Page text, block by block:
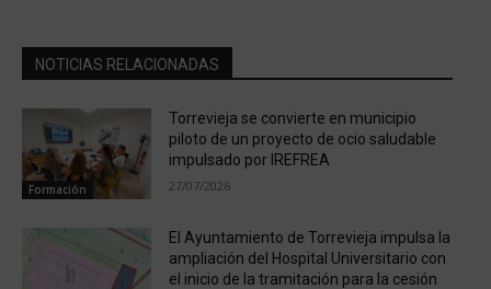
NOTICIAS RELACIONADAS
Formación
Torrevieja se convierte en municipio
piloto de un proyecto de ocio saludable
impulsado por IREFREA
27/07/2026
El Ayuntamiento de Torrevieja impulsa la
ampliación del Hospital Universitario con
el inicio de la tramitación para la cesión